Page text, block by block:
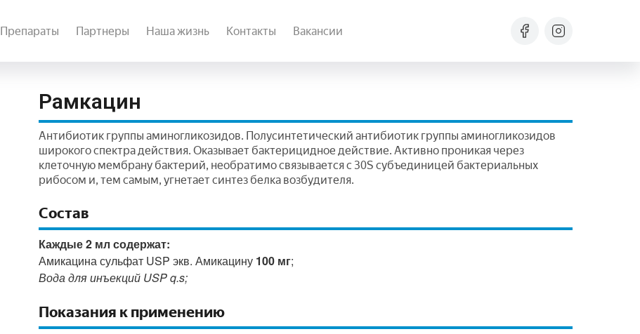
Препараты Партнеры Наша жизнь Контакты Вакансии
Рамкацин
Антибиотик группы аминогликозидов. Полусинтетический антибиотик группы аминогликозидов
широкого спектра действия. Оказывает бактерицидное действие. Активно проникая через
клеточную мембрану бактерий, необратимо связывается с 30S cубъединицей бактериальных
рибосом и, тем самым, угнетает синтез белка возбудителя.
Состав
Каждые 2 мл содержат:
Амикацина сульфат USP экв. Амикацину 100 мг;
Вода для инъекций USP q.s;
Показания к применению